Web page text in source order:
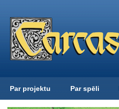
Par projektu Par spēli